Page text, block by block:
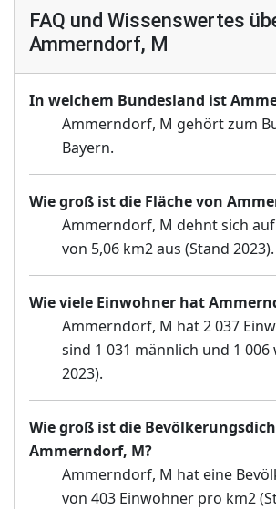
FAQ und Wissenswertes
Ammerndorf, M
In welchem Bundesland ist
Ammerndorf, M gehört zum
Bayern.
Wie groß ist die Fläche von
Ammerndorf, M dehnt sich auf
von 5,06 km2 aus (Stand 2023).
Wie viele Einwohner hat
Ammerndorf, M hat 2 037
sind 1 031 männlich und 1 006
2023).
Wie groß ist die
Ammerndorf, M?
Ammerndorf, M hat eine
von 403 Einwohner pro km2